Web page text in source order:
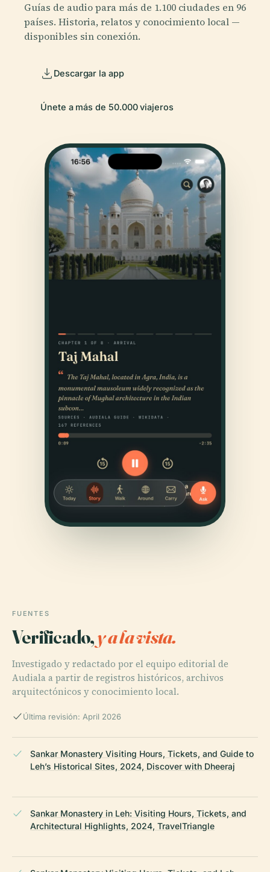
Guías de audio para más de 1.100 ciudades en 96
países. Historia, relatos y conocimiento local —
disponibles sin conexión.
Descargar la app
Únete a más de 50.000 viajeros
FUENTES
Verificado,y a la vista.
Investigado y redactado por el equipo editorial de
Audiala a partir de registros históricos, archivos
arquitectónicos y conocimiento local.
Última revisión: April 2026
Sankar Monastery Visiting Hours, Tickets, and Guide to
Leh’s Historical Sites, 2024, Discover with Dheeraj
Sankar Monastery in Leh: Visiting Hours, Tickets, and
Architectural Highlights, 2024, TravelTriangle